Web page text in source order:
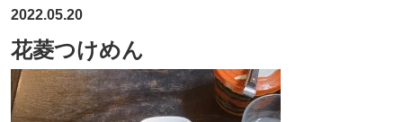
2022.05.20
花菱つけめん